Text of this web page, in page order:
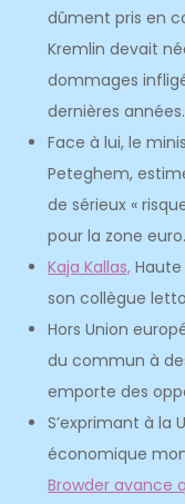
dûment pris en
Kremlin devait
dommages
dernières années.
Face à lui, le
Peteghem,
de sérieux «
pour la zone euro.
Kaja Kallas,
son collègue
Hors Union
du commun à
emporte des
S’exprimant à la
économique
Browder avance